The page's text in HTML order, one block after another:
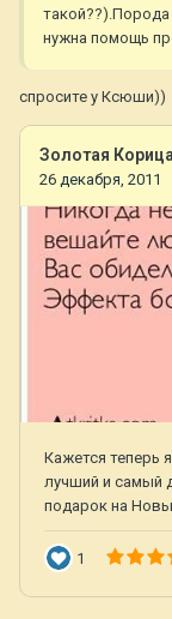
нужна помощь
спросите у Ксюши))